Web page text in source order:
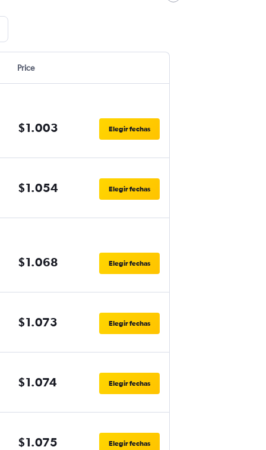
Price
$1.003 Elegir fechas
$1.054 Elegir fechas
$1.068 Elegir fechas
$1.073 Elegir fechas
$1.074 Elegir fechas
$1.075 Elegir fechas